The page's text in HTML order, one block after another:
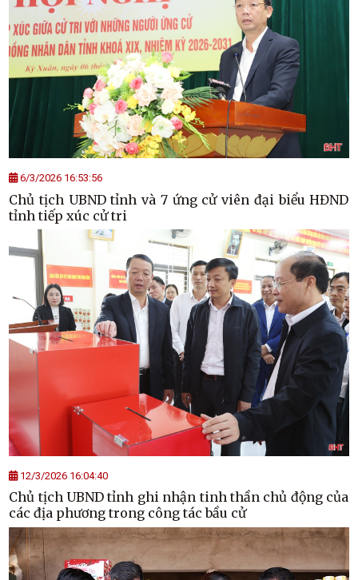
6/3/2026 16:53:56
Chủ tịch UBND tỉnh và 7 ứng cử viên đại biểu HĐND
tỉnh tiếp xúc cử tri
12/3/2026 16:04:40
Chủ tịch UBND tỉnh ghi nhận tinh thần chủ động của
các địa phương trong công tác bầu cử